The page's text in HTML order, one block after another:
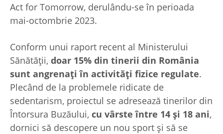
Act for Tomorrow, derulându-se în perioada
mai-octombrie 2023.
Conform unui raport recent al Ministerului
Sănătății, doar 15% din tinerii din România
sunt angrenați în activități fizice regulate.
Plecând de la problemele ridicate de
sedentarism, proiectul se adresează tinerilor din
Întorsura Buzăului, cu vârste între 14 și 18 ani,
dornici să descopere un nou sport și să se